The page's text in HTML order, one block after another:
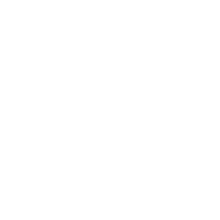
novedades del mercado de La Liga